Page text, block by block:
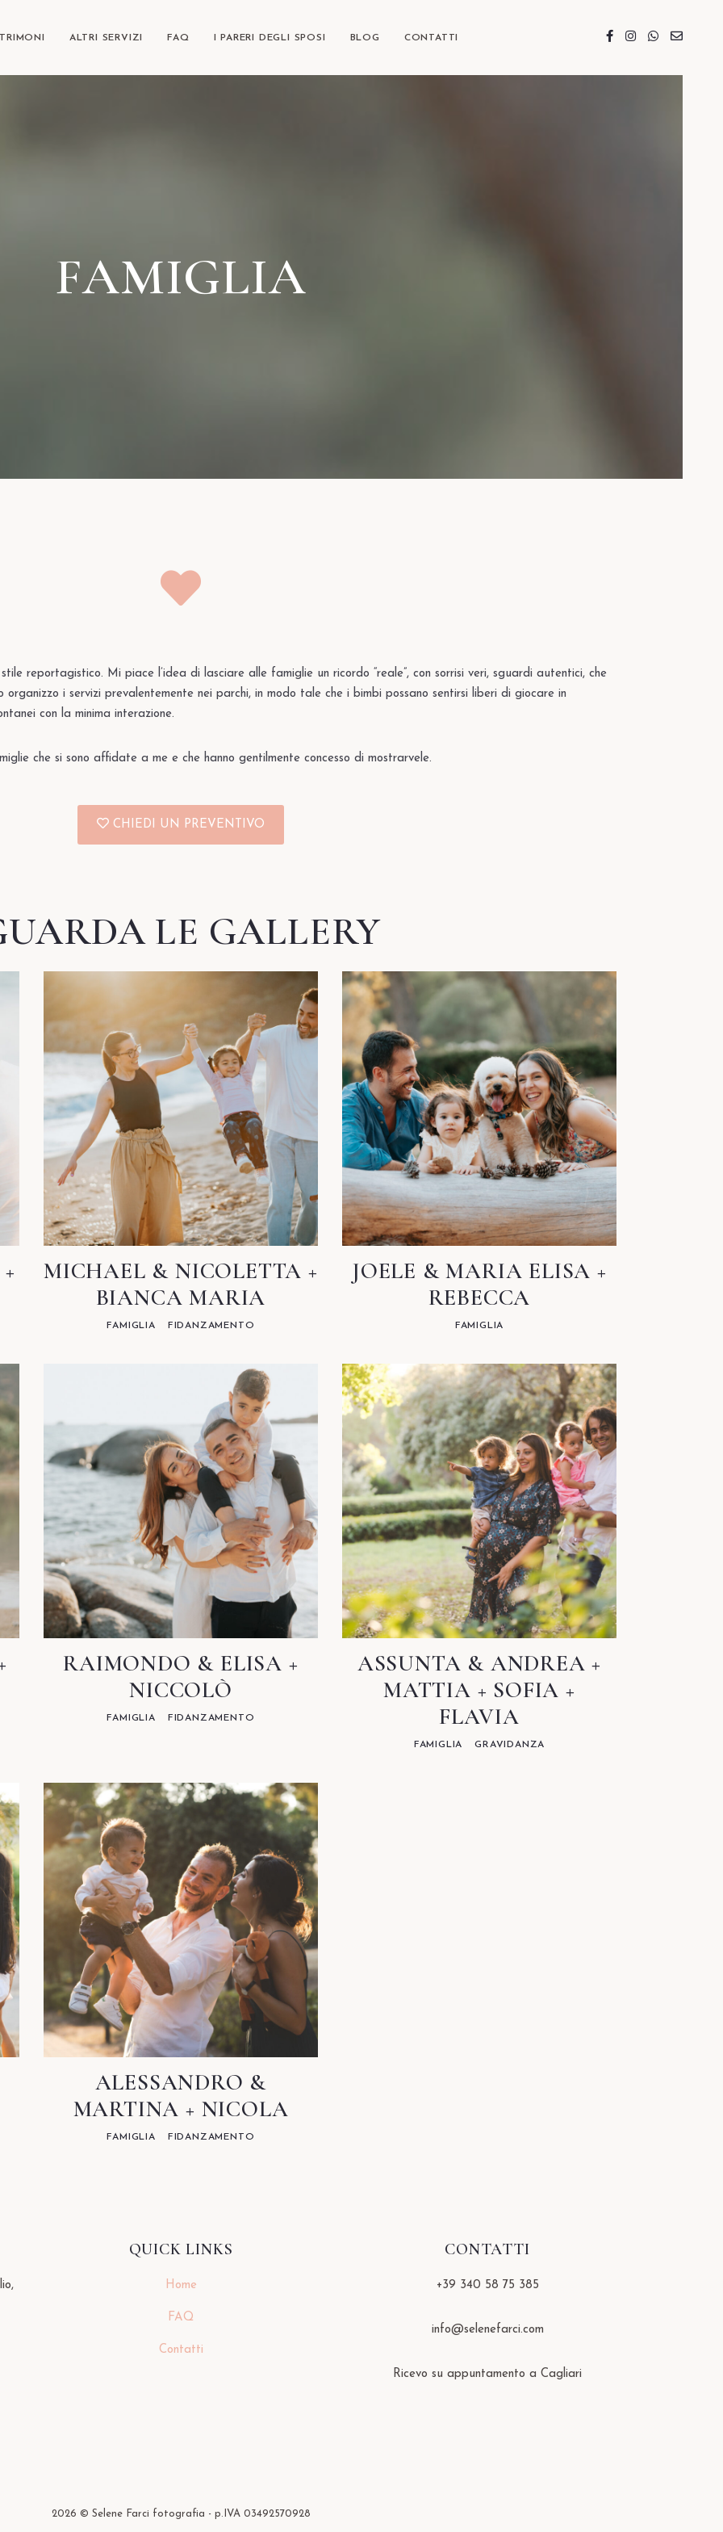
ALTRI SERVIZI FAQ I PARERI DEGLI SPOSI BLOG CONTATTI
FAMIGLIA
reportagistico. Mi piace l’idea di lasciare alle famiglie un ricordo “reale”, con sorrisi veri, sguardi autentici, che
organizzo i servizi prevalentemente nei parchi, in modo tale che i bimbi possano sentirsi liberi di giocare in
con la minima interazione.
che si sono affidate a me e che hanno gentilmente concesso di mostrarvele.
CHIEDI UN PREVENTIVO
LE GALLERY
MICHAEL & NICOLETTA +
BIANCA MARIA
FAMIGLIA FIDANZAMENTO
JOELE & MARIA ELISA +
REBECCA
FAMIGLIA
RAIMONDO & ELISA +
NICCOLÒ
FAMIGLIA FIDANZAMENTO
ASSUNTA & ANDREA +
MATTIA + SOFIA +
FLAVIA
FAMIGLIA GRAVIDANZA
ALESSANDRO &
MARTINA + NICOLA
FAMIGLIA FIDANZAMENTO
QUICK LINKS
Home
FAQ
Contatti
CONTATTI
+39 340 58 75 385
info@selenefarci.com
Ricevo su appuntamento a Cagliari
2026 © Selene Farci fotografia - p.IVA 03492570928